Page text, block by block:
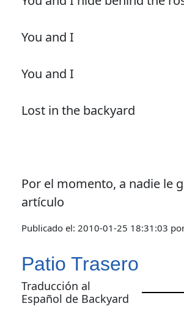
You and I
You and I
Lost in the backyard
Por el momento, a nadie le
artículo
Publicado el: 2010-01-25 18:31:03
Patio Trasero
Traducción al
Español de Backyard